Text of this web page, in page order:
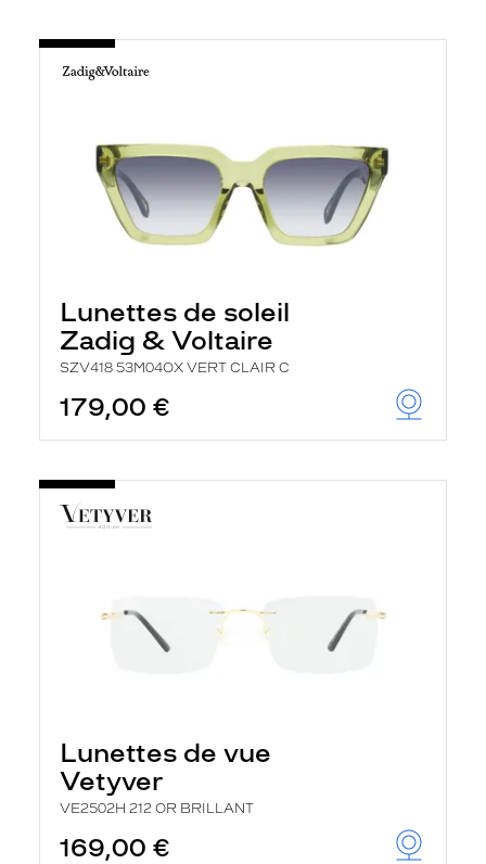
Lunettes de soleil
Zadig & Voltaire
SZV418 53M04OX VERT CLAIR C
179,00 €
Lunettes de vue
Vetyver
VE2502H 212 OR BRILLANT
169,00 €